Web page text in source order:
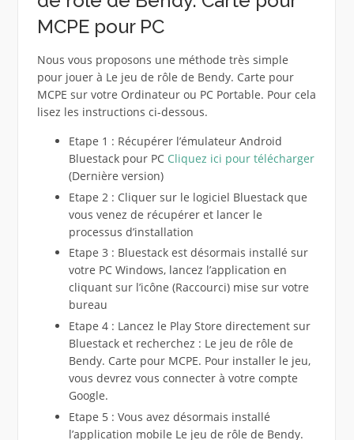
MCPE pour PC
Nous vous proposons une méthode très simple
pour jouer à Le jeu de rôle de Bendy. Carte pour
MCPE sur votre Ordinateur ou PC Portable. Pour cela
lisez les instructions ci-dessous.
Etape 1 : Récupérer l’émulateur Android
Bluestack pour PC Cliquez ici pour télécharger
(Dernière version)
Etape 2 : Cliquer sur le logiciel Bluestack que
vous venez de récupérer et lancer le
processus d’installation
Etape 3 : Bluestack est désormais installé sur
votre PC Windows, lancez l’application en
cliquant sur l’icône (Raccourci) mise sur votre
bureau
Etape 4 : Lancez le Play Store directement sur
Bluestack et recherchez : Le jeu de rôle de
Bendy. Carte pour MCPE. Pour installer le jeu,
vous devrez vous connecter à votre compte
Google.
Etape 5 : Vous avez désormais installé
l’application mobile Le jeu de rôle de Bendy.